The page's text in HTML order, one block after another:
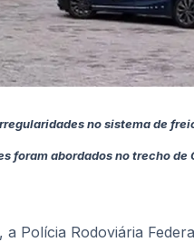
no sistema de
foram abordados no trecho de
Polícia Rodoviária